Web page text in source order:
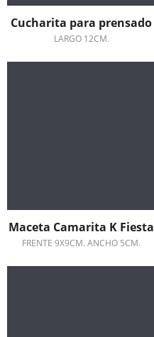
Cucharita para prensado
LARGO 12CM.
Maceta Camarita K Fiesta
FRENTE 9X9CM. ANCHO 5CM.